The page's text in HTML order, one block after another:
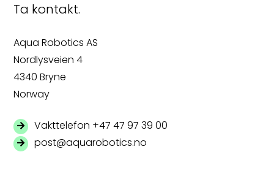
Ta kontakt.
Aqua Robotics AS
Nordlysveien 4
4340 Bryne
Norway
Vakttelefon +47 47 97 39 00
post@aquarobotics.no